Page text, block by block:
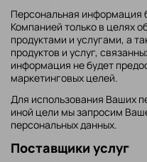
Персональная информация
Компанией только в целях
продуктами и услугами, а
продуктов и услуг,
информация не будет
маркетинговых целей.
Для использования Ваших
иной цели мы запросим
персональных данных.
Поставщики услуг